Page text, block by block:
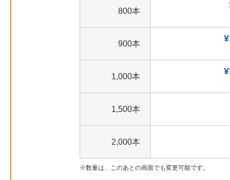
800本
900本
1,000本
1,500本
2,000本
数量は、このあとの画面でも変更可能です。